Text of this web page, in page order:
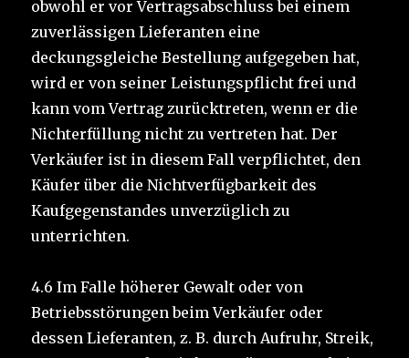
obwohl er vor Vertragsabschluss bei einem
zuverlässigen Lieferanten eine
deckungsgleiche Bestellung aufgegeben hat,
wird er von seiner Leistungspflicht frei und
kann vom Vertrag zurücktreten, wenn er die
Nichterfüllung nicht zu vertreten hat. Der
Verkäufer ist in diesem Fall verpflichtet, den
Käufer über die Nichtverfügbarkeit des
Kaufgegenstandes unverzüglich zu
unterrichten.
4.6 Im Falle höherer Gewalt oder von
Betriebsstörungen beim Verkäufer oder
dessen Lieferanten, z. B. durch Aufruhr, Streik,